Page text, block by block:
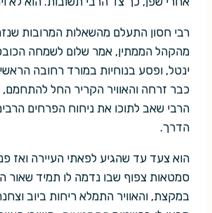
רבי חסון התעלם מהשאלות המרובות
מהקהל הממתין, אמר שלום לשמחה
ינטל, ופסע בנוחיות במורד רחובה
כבר זרחה והאוויר הקריר החל להתחמם,
הרבי שאב לתוכו את ניחוח הפרחים
הדרך.
הוא צעד עד שהגיע לפאתי העיירה ואז
סמטאות צפוף שבו נדמה לו תמיד שאור
במקצת, והאוויר התמלא ריחות ביוב